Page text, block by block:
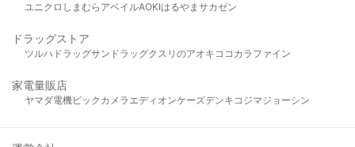
ユニクロ しまむら アベイルAOKIはるやま サカゼン
ドラッグストア
ツルハドラッグサンドラッグクスリのアオキ ココカラファイン
家電量販店
ヤマダ電機ビックカメラ エディオンケーズデンキ コジマジョーシン